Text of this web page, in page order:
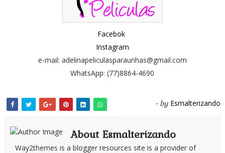
Facebok
Instagram
e-mail: adelinapeliculasparaunhas@gmail.com
WhatsApp: (77)8864-4690
- by Esmalterizando
About Esmalterizando
Way2themes is a blogger resources site is a provider of